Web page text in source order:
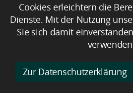
Cookies erleichtern die
Dienste. Mit der Nutzung
Sie sich damit
Zur Datenschutzerklärung